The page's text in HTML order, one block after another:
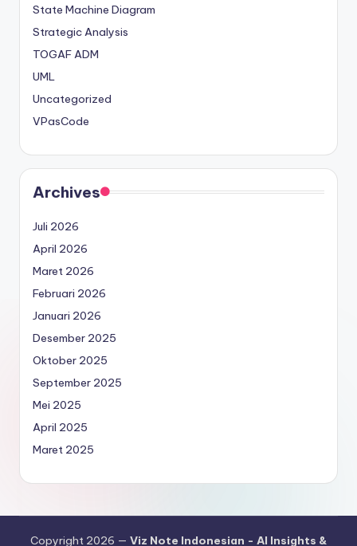
State Machine Diagram
Strategic Analysis
TOGAF ADM
UML
Uncategorized
VPasCode
Archives
Juli 2026
April 2026
Maret 2026
Februari 2026
Januari 2026
Desember 2025
Oktober 2025
September 2025
Mei 2025
April 2025
Maret 2025
Copyright 2026 — Viz Note Indonesian - AI Insights &